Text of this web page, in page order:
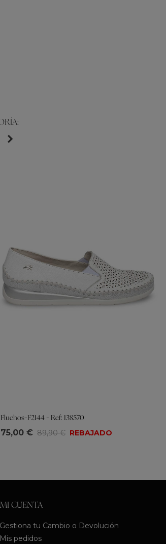
Tallas
Fluchos-F2144 - Ref: 138570
75,00 € 89,90 € REBAJADO
MI CUENTA
Gestiona tu Cambio o Devolución
Mis pedidos